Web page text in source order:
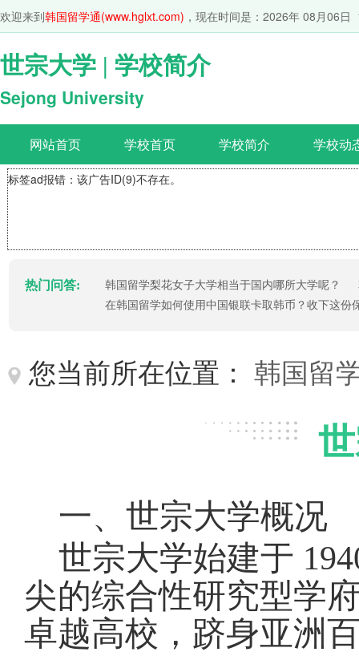
欢迎来到韩国留学通(www.hglxt.com) ，现在时间是： 2026年 08月06日
世宗大学 | 学校简介
Sejong University
网站首页 学校首页 学校简介 学校动
标签ad报错：该广告ID(9)不存在。
热门问答: 韩国留学梨花女子大学相当于国内哪所大学呢？
在韩国留学如何使用中国银联卡取韩币？收下这份
您当前所在位置： 韩国留
一、世宗大学概况
世宗大学始建于
尖的综合性研究型学
卓越高校，跻身亚洲